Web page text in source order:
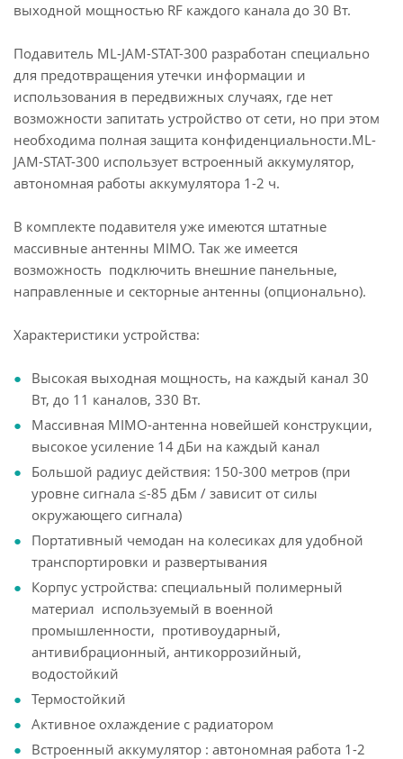
выходной мощностью RF каждого канала до 30 Вт.
Подавитель ML-JAM-STAT-300 разработан специально
для предотвращения утечки информации и
использования в передвижных случаях, где нет
возможности запитать устройство от сети, но при этом
необходима полная защита конфиденциальности.ML-
JAM-STAT-300 использует встроенный аккумулятор,
автономная работы аккумулятора 1-2 ч.
В комплекте подавителя уже имеются штатные
массивные антенны MIMO. Так же имеется
возможность подключить внешние панельные,
направленные и секторные антенны (опционально).
Характеристики устройства:
Высокая выходная мощность, на каждый канал 30
Вт, до 11 каналов, 330 Вт.
Массивная MIMO-антенна новейшей конструкции,
высокое усиление 14 дБи на каждый канал
Большой радиус действия: 150-300 метров (при
уровне сигнала ≤-85 дБм / зависит от силы
окружающего сигнала)
Портативный чемодан на колесиках для удобной
транспортировки и развертывания
Корпус устройства: специальный полимерный
материал используемый в военной
промышленности, противоударный,
антивибрационный, антикоррозийный,
водостойкий
Термостойкий
Активное охлаждение с радиатором
Встроенный аккумулятор : автономная работа 1-2